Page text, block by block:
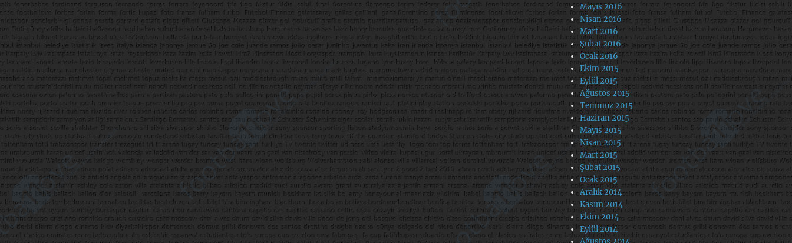
Mayıs 2016
Nisan 2016
Mart 2016
Şubat 2016
Ocak 2016
Ekim 2015
Eylül 2015
Ağustos 2015
Temmuz 2015
Haziran 2015
Mayıs 2015
Nisan 2015
Mart 2015
Şubat 2015
Ocak 2015
Aralık 2014
Kasım 2014
Ekim 2014
Eylül 2014